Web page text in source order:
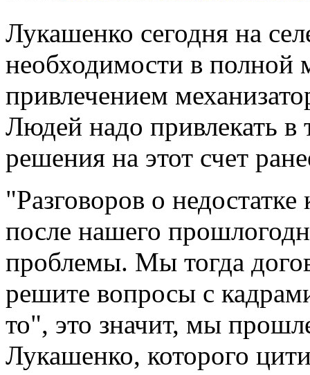
Лукашенко сегодня на
необходимости в полной
привлечением
Людей надо привлекать в
решения на этот счет
"Разговоров о
после нашего
проблемы. Мы тогда
решите вопросы с
то", это значит, мы
Лукашенко, которого